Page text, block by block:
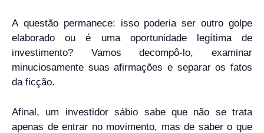
A questão permanece: isso poderia ser outro golpe
elaborado ou é uma oportunidade legítima de
investimento? Vamos decompô-lo, examinar
minuciosamente suas afirmações e separar os fatos
da ficção.
Afinal, um investidor sábio sabe que não se trata
apenas de entrar no movimento, mas de saber o que